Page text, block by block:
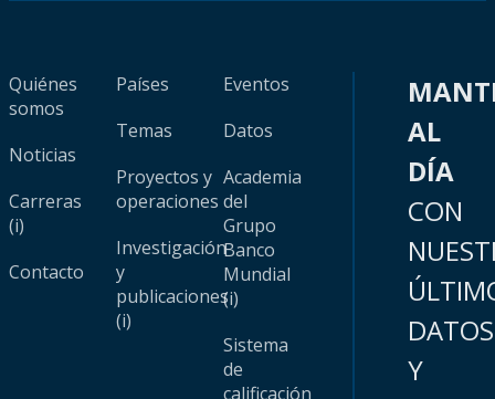
Quiénes
somos
Noticias
Carreras
(i)
Contacto
Países
Temas
Proyectos y
operaciones
Investigación
y
publicaciones
(i)
Eventos
Datos
Academia
del
Grupo
Banco
Mundial
(i)
Sistema
de
calificación
AL
DÍA
CON
DATOS
Y